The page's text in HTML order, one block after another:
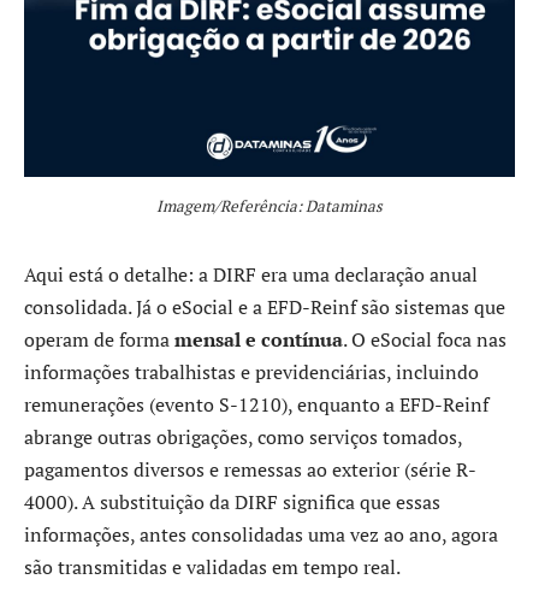
Imagem/Referência: Dataminas
Aqui está o detalhe: a DIRF era uma declaração anual
consolidada. Já o eSocial e a EFD-Reinf são sistemas que
operam de formamensal e contínua. O eSocial foca nas
informações trabalhistas e previdenciárias, incluindo
remunerações (evento S-1210), enquanto a EFD-Reinf
abrange outras obrigações, como serviços tomados,
pagamentos diversos e remessas ao exterior (série R-
4000). A substituição da DIRF significa que essas
informações, antes consolidadas uma vez ao ano, agora
são transmitidas e validadas em tempo real.